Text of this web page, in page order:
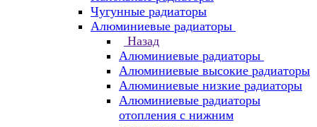
Чугунные радиаторы
Алюминиевые радиаторы
Назад
Алюминиевые радиаторы
Алюминиевые высокие радиаторы
Алюминиевые низкие радиаторы
Алюминиевые радиаторы
отопления с нижним